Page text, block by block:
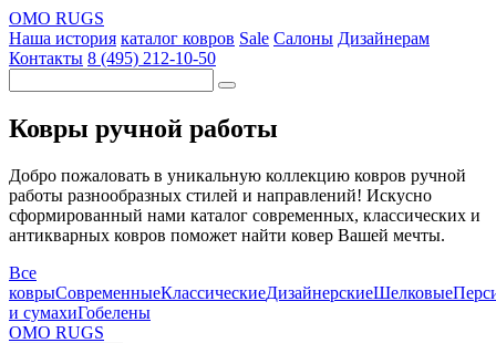
OMO RUGS
Наша история каталог ковров Sale Салоны Дизайнерам
Контакты 8 (495) 212-10-50
Ковры ручной работы
Добро пожаловать в уникальную коллекцию ковров ручной
работы разнообразных стилей и направлений! Искусно
сформированный нами каталог современных, классических и
антикварных ковров поможет найти ковер Вашей мечты.
Все
коврыСовременныеКлассическиеДизайнерскиеШелковые
и сумахиГобелены
OMO RUGS